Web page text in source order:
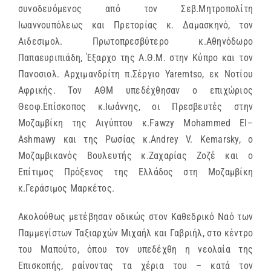
συνοδευόμενος από τον Σεβ.Μητροπολίτη
Ιωαννουπόλεως και Πρετορίας κ. Δαμασκηνό, τον
Αιδεσιμολ. Πρωτοπρεσβύτερο κ.Αθηνόδωρο
Παπαευριπιάδη, Έξαρχο της Α.Θ.Μ. στην Κύπρο και τον
Πανοσιολ. Αρχιμανδρίτη π.Σέργιο Yaremtso, εκ Νοτίου
Αφρικής. Τον ΑΘΜ υπεδέχθησαν ο επιχώριος
Θεοφ.Επίσκοπος κ.Ιωάννης, οι Πρεσβευτές στην
Μοζαμβίκη της Αιγύπτου κ.Fawzy Mohammed El–
Ashmawy και της Ρωσίας κ.Andrey V. Kemarsky, ο
Μοζαμβικανός Βουλευτής κ.Ζαχαρίας Ζοζέ και ο
Επίτιμος Πρόξενος της Ελλάδος στη Μοζαμβίκη
κ.Γεράσιμος Μαρκέτος.
Ακολούθως μετέβησαν οδικώς στον Καθεδρικό Ναό των
Παμμεγίστων Ταξιαρχών Μιχαήλ και Γαβριήλ, στο κέντρο
του Μαπούτο, όπου τον υπεδέχθη η νεολαία της
Επισκοπής, ραίνοντας τα χέρια του – κατά τον